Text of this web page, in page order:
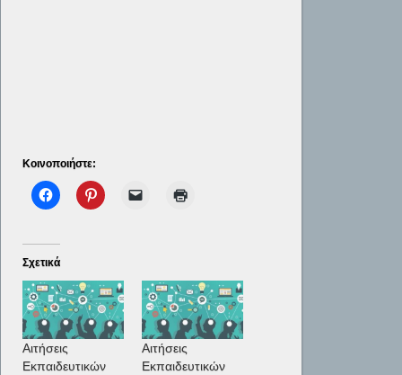
Κοινοποιήστε:
Σχετικά
Αιτήσεις
Εκπαιδευτικών
Αιτήσεις
Εκπαιδευτικών